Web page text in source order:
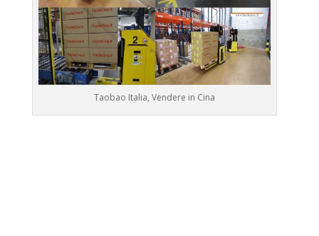
Taobao Italia, Vendere in Cina